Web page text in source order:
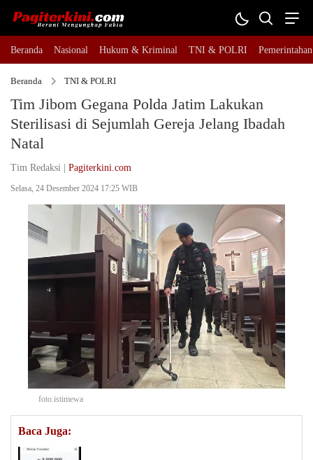
Beranda Nasional Hukum & Kriminal TNI & POLRI Pemerintahan
Beranda TNI & POLRI
Tim Jibom Gegana Polda Jatim Lakukan
Sterilisasi di Sejumlah Gereja Jelang Ibadah
Natal
Tim Redaksi | Pagiterkini.com
Selasa, 24 Desember 2024 17:25 WIB
foto.istimewa
Baca Juga: